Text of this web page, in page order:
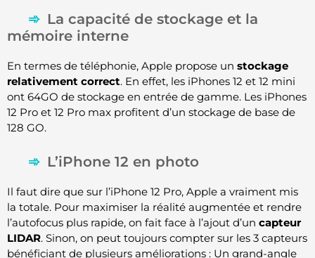
La capacité de stockage et la
mémoire interne
En termes de téléphonie, Apple propose un stockage
relativement correct. En effet, les iPhones 12 et 12 mini
ont 64GO de stockage en entrée de gamme. Les iPhones
12 Pro et 12 Pro max profitent d’un stockage de base de
128 GO.
L’iPhone 12 en photo
Il faut dire que sur l’iPhone 12 Pro, Apple a vraiment mis
la totale. Pour maximiser la réalité augmentée et rendre
l’autofocus plus rapide, on fait face à l’ajout d’un capteur
LIDAR. Sinon, on peut toujours compter sur les 3 capteurs
bénéficiant de plusieurs améliorations : Un grand-angle